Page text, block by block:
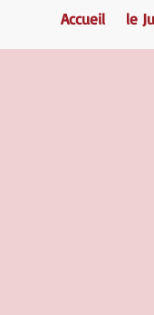
Accueil le